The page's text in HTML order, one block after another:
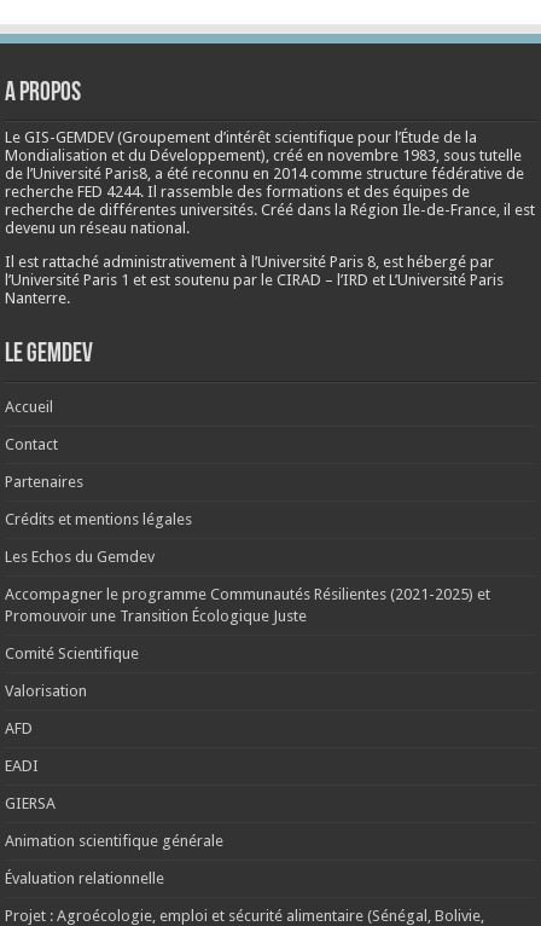
A propos
Le GIS-GEMDEV (Groupement d’intérêt scientifique pour l’Étude de la
Mondialisation et du Développement), créé ennovembre 1983, sous tutelle
de l’Université Paris8, a été reconnu en 2014 comme structure fédérative de
recherche FED 4244. Il rassemble des formations et des équipes de
recherche de différentes universités. Créé dans la Région Ile-de-France, il est
devenu un réseau national.
Il est rattaché administrativement à l’Université Paris 8, est hébergé par
l’Université Paris 1 et est soutenu par le CIRAD – l’IRD et L’Université Paris
Nanterre.
Le Gemdev
Accueil
Contact
Partenaires
Crédits et mentions légales
Les Echos du Gemdev
Accompagner le programme Communautés Résilientes (2021-2025) et
Promouvoir une Transition Écologique Juste
Comité Scientifique
Valorisation
AFD
EADI
GIERSA
Animation scientifique générale
Évaluation relationnelle
Projet : Agroécologie, emploi et sécurité alimentaire (Sénégal, Bolivie,